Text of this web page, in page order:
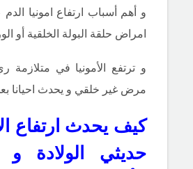
و أهم أسباب ارتفاع امونيا
امراض حلقة البولة الخلقية أو
و ترتفع الأمونيا في
مرض غير خلقي و يحدث احيانا بعد
كيف يحدث ارتفاع
حديثي الولادة